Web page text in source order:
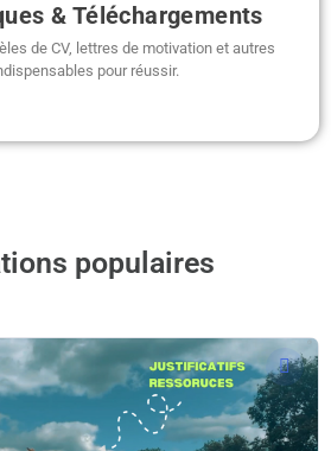
& Téléchargements
de CV, lettres de motivation et autres
pour réussir.
populaires